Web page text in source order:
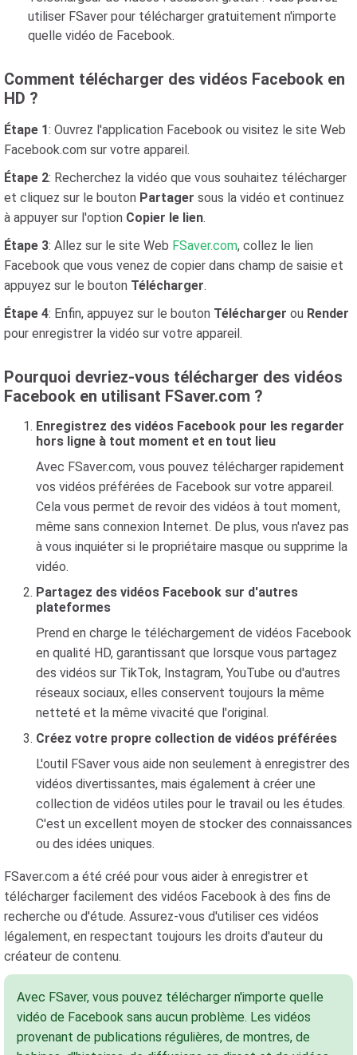
utiliser FSaver pour télécharger gratuitement n'importe
quelle vidéo de Facebook.
Comment télécharger des vidéos Facebook en
HD ?
Étape 1: Ouvrez l'application Facebook ou visitez le site Web
Facebook.com sur votre appareil.
Étape 2: Recherchez la vidéo que vous souhaitez télécharger
et cliquez sur le bouton Partager sous la vidéo et continuez
à appuyer sur l'option Copier le lien.
Étape 3: Allez sur le site Web FSaver.com, collez le lien
Facebook que vous venez de copier dans champ de saisie et
appuyez sur le bouton Télécharger.
Étape 4: Enfin, appuyez sur le bouton Télécharger ou Render
pour enregistrer la vidéo sur votre appareil.
Pourquoi devriez-vous télécharger des vidéos
Facebook en utilisant FSaver.com ?
Enregistrez des vidéos Facebook pour les regarder
hors ligne à tout moment et en tout lieu
Avec FSaver.com, vous pouvez télécharger rapidement
vos vidéos préférées de Facebook sur votre appareil.
Cela vous permet de revoir des vidéos à tout moment,
même sans connexion Internet. De plus, vous n'avez pas
à vous inquiéter si le propriétaire masque ou supprime la
vidéo.
Partagez des vidéos Facebook sur d'autres
plateformes
Prend en charge le téléchargement de vidéos Facebook
en qualité HD, garantissant que lorsque vous partagez
des vidéos sur TikTok, Instagram, YouTube ou d'autres
réseaux sociaux, elles conservent toujours la même
netteté et la même vivacité que l'original.
Créez votre propre collection de vidéos préférées
L'outil FSaver vous aide non seulement à enregistrer des
vidéos divertissantes, mais également à créer une
collection de vidéos utiles pour le travail ou les études.
C'est un excellent moyen de stocker des connaissances
ou des idées uniques.
FSaver.com a été créé pour vous aider à enregistrer et
télécharger facilement des vidéos Facebook à des fins de
recherche ou d'étude. Assurez-vous d'utiliser ces vidéos
légalement, en respectant toujours les droits d'auteur du
créateur de contenu.
Avec FSaver, vous pouvez télécharger n'importe quelle
vidéo de Facebook sans aucun problème. Les vidéos
provenant de publications régulières, de montres, de